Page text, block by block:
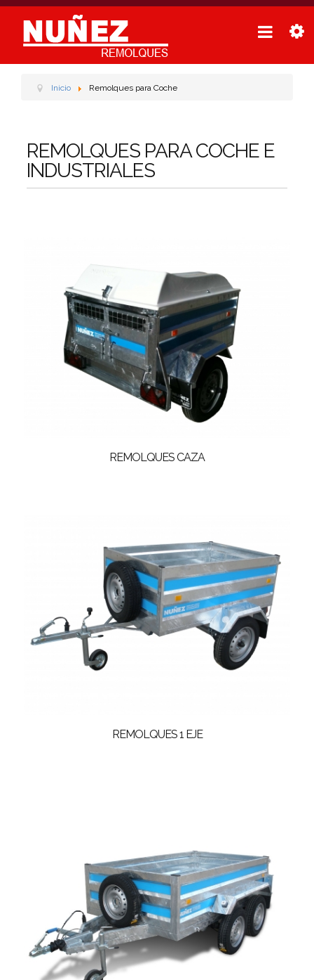
Inicio Remolques para Coche
REMOLQUES PARA COCHE E
INDUSTRIALES
REMOLQUES CAZA
REMOLQUES 1 EJE